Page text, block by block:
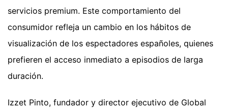
servicios premium. Este comportamiento del
consumidor refleja un cambio en los hábitos de
visualización de los espectadores españoles, quienes
prefieren el acceso inmediato a episodios de larga
duración.
Izzet Pinto, fundador y director ejecutivo de Global